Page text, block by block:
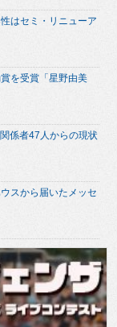
はセミ・リニューア
を受賞「星野由美
係者47人からの現状
スから届いたメッセ